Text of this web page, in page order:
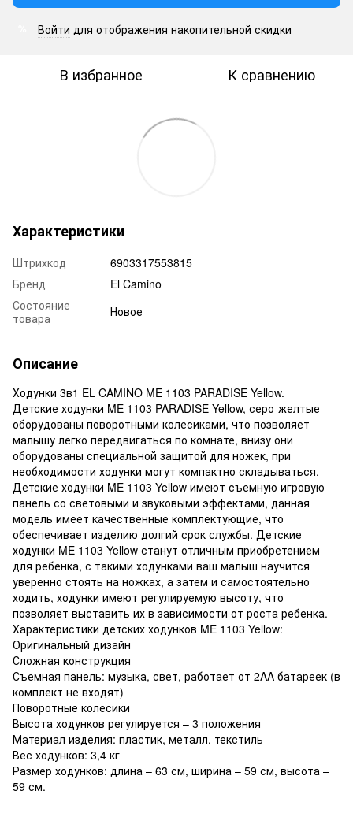
Войти для отображения накопительной скидки
В избранное К сравнению
Характеристики
Штрихкод
6903317553815
Бренд
El Camino
Состояние
товара
Новое
Описание
Ходунки 3в1 EL CAMINO ME 1103 PARADISE Yellow.
Детские ходунки ME 1103 PARADISE Yellow, серо-желтые –
оборудованы поворотными колесиками, что позволяет
малышу легко передвигаться по комнате, внизу они
оборудованы специальной защитой для ножек, при
необходимости ходунки могут компактно складываться.
Детские ходунки ME 1103 Yellow имеют съемную игровую
панель со световыми и звуковыми эффектами, данная
модель имеет качественные комплектующие, что
обеспечивает изделию долгий срок службы. Детские
ходунки ME 1103 Yellow станут отличным приобретением
для ребенка, с такими ходунками ваш малыш научится
уверенно стоять на ножках, а затем и самостоятельно
ходить, ходунки имеют регулируемую высоту, что
позволяет выставить их в зависимости от роста ребенка.
Характеристики детских ходунков ME 1103 Yellow:
Оригинальный дизайн
Сложная конструкция
Съемная панель: музыка, свет, работает от 2AA батареек (в
комплект не входят)
Поворотные колесики
Высота ходунков регулируется – 3 положения
Материал изделия: пластик, металл, текстиль
Вес ходунков: 3,4 кг
Размер ходунков: длина – 63 см, ширина – 59 см, высота –
59 см.